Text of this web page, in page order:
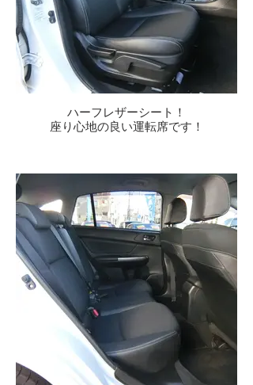
ハーフレザーシート！
座り心地の良い運転席です！